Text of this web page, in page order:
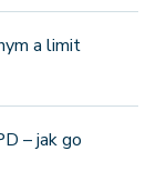
a limit
– jak go